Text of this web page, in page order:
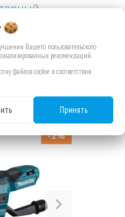
-2%
Next
Вашего пользовательского
рекомендаций.
файлов cookie в соответствии
Принять